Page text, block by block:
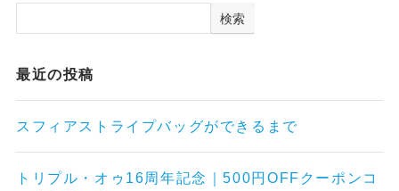
検索
最近の投稿
スフィアストライプバッグができるまで
トリプル・オゥ16周年記念｜500円OFFクーポンコ